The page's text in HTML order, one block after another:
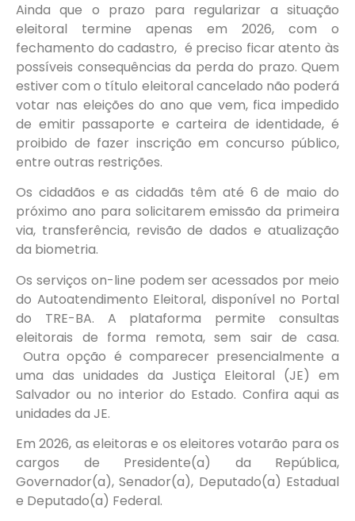
Ainda que o prazo para regularizar a situação
eleitoral termine apenas em 2026, com o
fechamento do cadastro, é preciso ficar atento às
possíveis consequências da perda do prazo. Quem
estiver com o título eleitoral cancelado não poderá
votar nas eleições do ano que vem, fica impedido
de emitir passaporte e carteira de identidade, é
proibido de fazer inscrição em concurso público,
entre outras restrições.
Os cidadãos e as cidadãs têm até 6 de maio do
próximo ano para solicitarem emissão da primeira
via, transferência, revisão de dados e atualização
da biometria.
Os serviços on-line podem ser acessados por meio
do Autoatendimento Eleitoral, disponível no Portal
do TRE-BA. A plataforma permite consultas
eleitorais de forma remota, sem sair de casa.
Outra opção é comparecer presencialmente a
uma das unidades da Justiça Eleitoral (JE) em
Salvador ou no interior do Estado. Confira aqui as
unidades da JE.
Em 2026, as eleitoras e os eleitores votarão para os
cargos de Presidente(a) da República,
Governador(a), Senador(a), Deputado(a) Estadual
e Deputado(a) Federal.